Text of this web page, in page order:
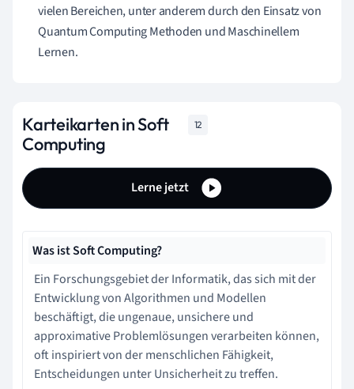
vielen Bereichen, unter anderem durch den Einsatz von
Quantum Computing Methoden und Maschinellem
Lernen.
Karteikarten in Soft
Computing
12
Lerne jetzt
Was ist Soft Computing?
Ein Forschungsgebiet der Informatik, das sich mit der
Entwicklung von Algorithmen und Modellen
beschäftigt, die ungenaue, unsichere und
approximative Problemlösungen verarbeiten können,
oft inspiriert von der menschlichen Fähigkeit,
Entscheidungen unter Unsicherheit zu treffen.